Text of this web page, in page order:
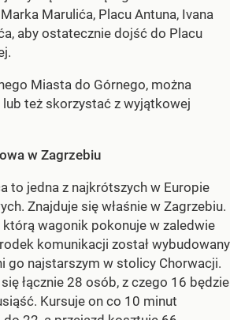
Marulića, Placu Antuna, Ivana
aby ostatecznie dojść do Placu
Miasta do Górnego, można
też skorzystać z wyjątkowej
w Zagrzebiu
to jedna z najkrótszych w Europie
Znajduje się właśnie w Zagrzebiu.
wagonik pokonuje w zaledwie
komunikacji został wybudowany
go najstarszym w stolicy Chorwacji.
łącznie 28 osób, z czego 16 będzie
Kursuje on co 10 minut